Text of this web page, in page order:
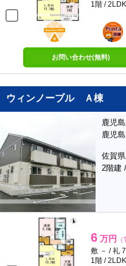
1階 /
BunChinPAY
ポンタ
部屋
お問い合わせ(無料)
ウィンノーブル Ａ棟
鹿児
鹿児
佐賀
2階建
6 万円
敷 － / 礼
1階 /